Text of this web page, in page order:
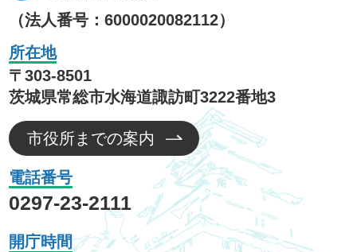
（法人番号：6000020082112）
所在地
〒303-8501
茨城県常総市水海道諏訪町3222番地3
市役所までの案内
電話番号
0297-23-2111
開庁時間